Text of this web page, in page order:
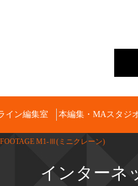
イン編集室 本編集・MAスタジ
M1-Ⅲ(ミニクレーン)
インターネ